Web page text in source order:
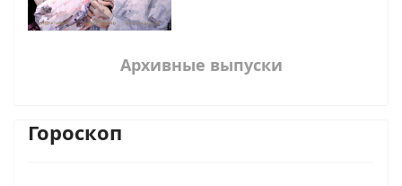
Архивные выпуски
Гороскоп